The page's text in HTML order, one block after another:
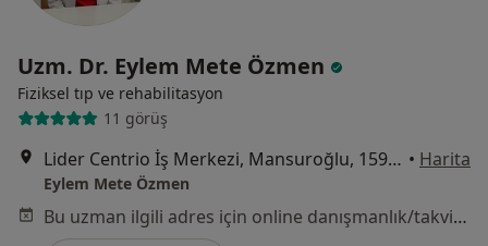
Uzm. Dr. Eylem Mete Özmen
Fiziksel tıp ve rehabilitasyon
11 görüş
Lider Centrio İş Merkezi, Mansuroğlu, 1593/1. Sk. No:4 A Blok, Bayraklı • Harita
Eylem Mete Özmen
Bu uzman ilgili adres için online danışmanlık/takvim sunmuyor.